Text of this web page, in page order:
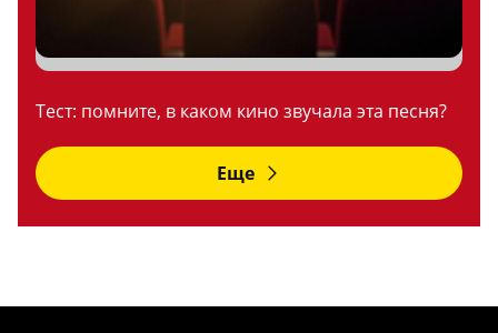
Тест: помните, в каком кино звучала эта песня?
Еще